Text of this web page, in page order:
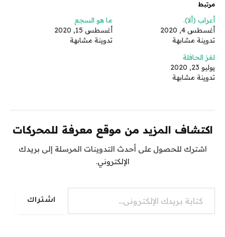
مرتبط
أعراب (ألا).
أغسطس 4, 2020
تدوينة مشابهة
ما هو السجع
أغسطس 15, 2020
تدوينة مشابهة
لغز الحافلة
يوليو 23, 2020
تدوينة مشابهة
اكتشاف المزيد من موقع معرفة للمحركات
اشترك للحصول على أحدث التدوينات المرسلة إلى بريدك
الإلكتروني.
كتابة بريدك الإلكتروني...
اشتراك